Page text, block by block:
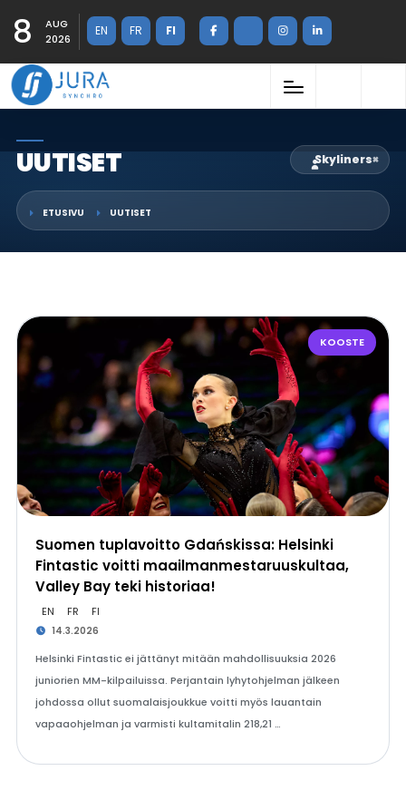
8
AUG
2026
EN FR FI
UUTISET Skyliners×
ETUSIVU UUTISET
KOOSTE
Suomen tuplavoitto Gdańskissa: Helsinki
Fintastic voitti maailmanmestaruuskultaa,
Valley Bay teki historiaa!
EN FR FI
14.3.2026
Helsinki Fintastic ei jättänyt mitään mahdollisuuksia 2026
juniorien MM-kilpailuissa. Perjantain lyhytohjelman jälkeen
johdossa ollut suomalaisjoukkue voitti myös lauantain
vapaaohjelman ja varmisti kultamitalin 218,21 …